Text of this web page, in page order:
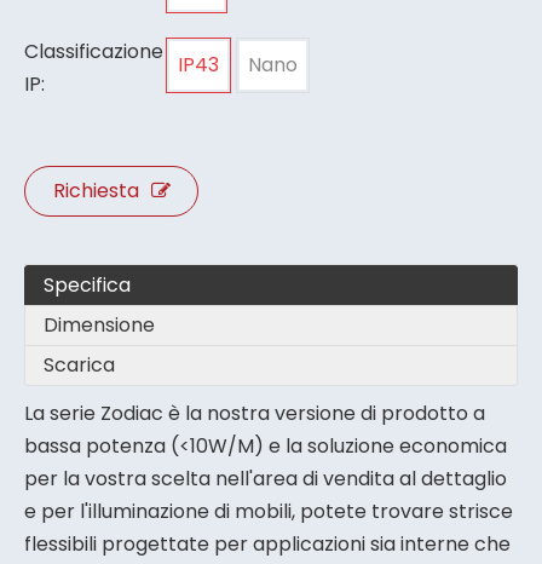
Classificazione
IP:
IP43 Nano
Richiesta
Specifica
Dimensione
Scarica
La serie Zodiac è la nostra versione di prodotto a
bassa potenza (<10W/M) e la soluzione economica
per la vostra scelta nell'area di vendita al dettaglio
e per l'illuminazione di mobili, potete trovare strisce
flessibili progettate per applicazioni sia interne che